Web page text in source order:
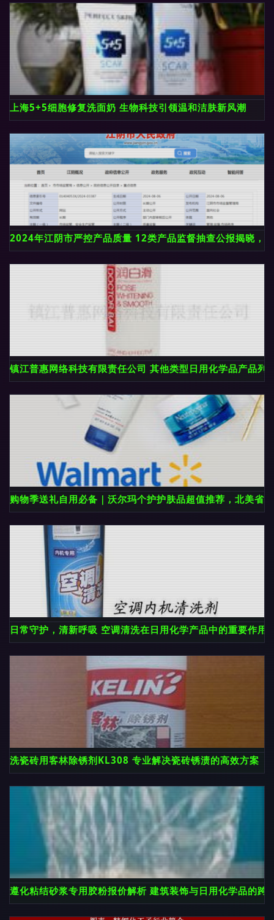
上海5+5细胞修复洗面奶 生物科技引领温和洁肤新风潮
2024年江阴市严控产品质量 12类产品监督抽查公报揭晓，
镇江普惠网络科技有限责任公司 其他类型日用化学品产品列
购物季送礼自用必备｜沃尔玛个护护肤品超值推荐，北美省
日常守护，清新呼吸 空调清洗在日用化学产品中的重要作用
洗瓷砖用客林除锈剂KL308 专业解决瓷砖锈渍的高效方案
遵化粘结砂浆专用胶粉报价解析 建筑装饰与日用化学品的跨